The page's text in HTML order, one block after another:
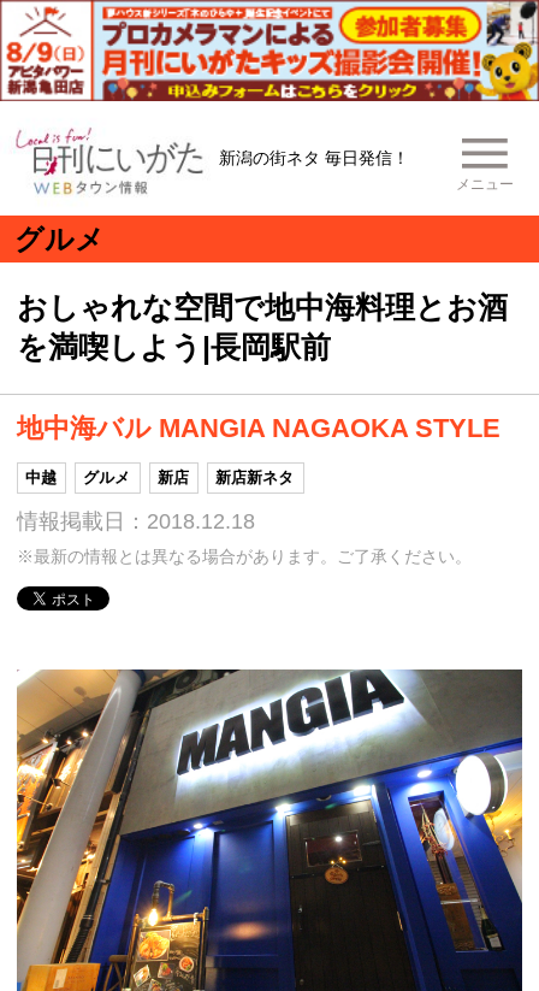
新潟の街ネタ 毎日発信！
メニュー
グルメ
おしゃれな空間で地中海料理とお酒
を満喫しよう|長岡駅前
地中海バル MANGIA NAGAOKA STYLE
中越 グルメ 新店 新店新ネタ
情報掲載日：2018.12.18
※最新の情報とは異なる場合があります。ご了承ください。